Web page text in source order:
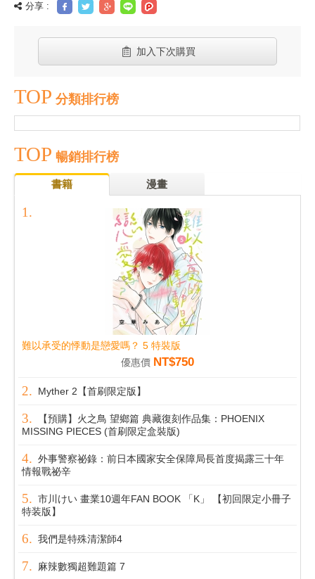
分享 :
加入下次購買
TOP 分類排行榜
TOP 暢銷排行榜
書籍 漫畫
難以承受的悸動是戀愛嗎？ 5 特裝版
優惠價 NT$750
Myther 2【首刷限定版】
【預購】火之鳥 望鄉篇 典藏復刻作品集：PHOENIX
MISSING PIECES (首刷限定盒裝版)
外事警察祕錄：前日本國家安全保障局長首度揭露三十年
情報戰祕辛
市川けい 畫業10週年FAN BOOK 「K」 【初回限定小冊子
特装版】
我們是特殊清潔師4
麻辣數獨超難題篇 7